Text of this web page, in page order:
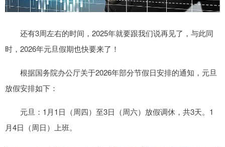
还有3周左右的时间，2025年就要跟我们说再见了，与此同
时，2026年元旦假期也快要来了！
根据国务院办公厅关于2026年部分节假日安排的通知，元旦
放假安排如下：
元旦：1月1日（周四）至3日（周六）放假调休，共3天。1
月4日（周日）上班。